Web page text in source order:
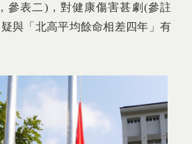
參表二)，對健康傷害甚劇(參註
與「北高平均餘命相差四年」有